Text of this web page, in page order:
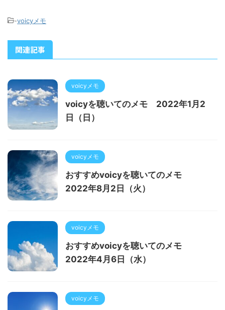
-voicyメモ
関連記事
voicyメモ
voicyを聴いてのメモ 2022年1月2
日（日）
voicyメモ
おすすめvoicyを聴いてのメモ
2022年8月2日（火）
voicyメモ
おすすめvoicyを聴いてのメモ
2022年4月6日（水）
voicyメモ